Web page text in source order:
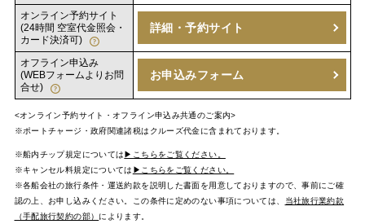
オンライン予約サイト
(24時間 空室代金照会・
カード決済可)
詳細・予約サイト
オフライン申込み
(WEBフォームよりお問
合せ)
お申込みフォーム
<オンライン予約サイト・オフライン申込み共通のご案内>
※ポートチャージ・政府関連諸税はクルーズ代金に含まれております。
※船内チップ規定については▶こちらをご覧ください。
※キャンセル料規定については ▶こちらをご覧ください。
※各船会社の旅行条件・運送約款を説明した書面を用意しておりますので、事前にご確
認の上、お申し込みください。この条件に定めのない事項については、
当社旅行業約款
（手配旅行契約の部） によります。